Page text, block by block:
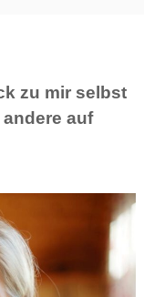
zu mir selbst
auf